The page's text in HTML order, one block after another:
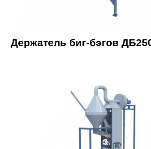
Держатель биг-бэгов